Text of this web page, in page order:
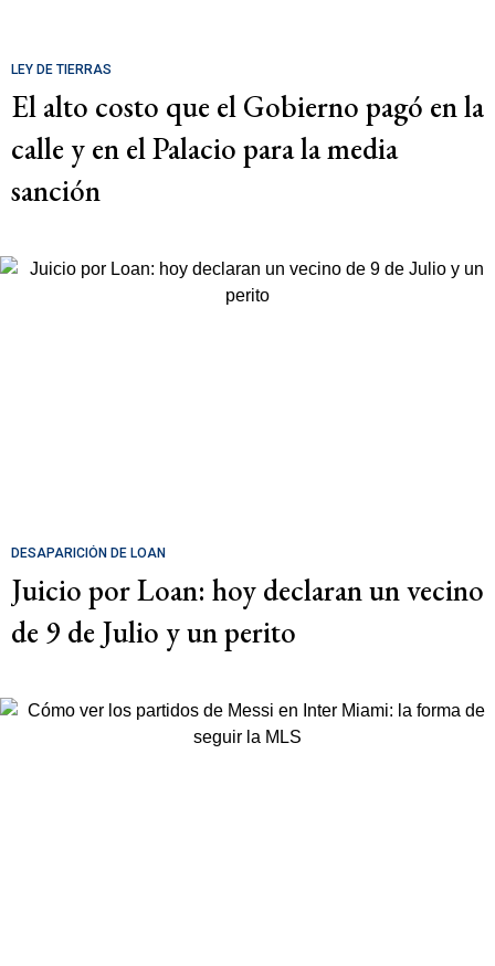
LEY DE TIERRAS
El alto costo que el Gobierno pagó en la
calle y en el Palacio para la media
sanción
DESAPARICIÓN DE LOAN
Juicio por Loan: hoy declaran un vecino
de 9 de Julio y un perito